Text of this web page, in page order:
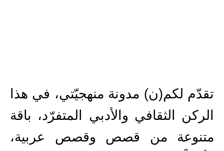
تقدّم لكم(ن) مدونة منهجيّتي، في هذا
الركن الثقافي والأدبي المتفرّد، باقة
متنوعة من قصص
وقصص عربية،